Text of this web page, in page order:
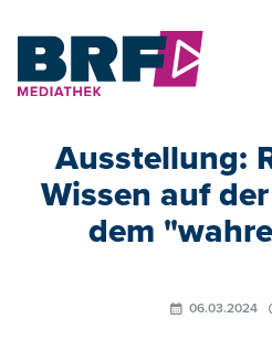
Ausstellung:
Wissen auf
dem
06.03.2024